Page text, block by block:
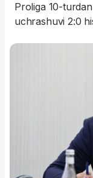
Proliga 10-
uchrashuvi 2:0